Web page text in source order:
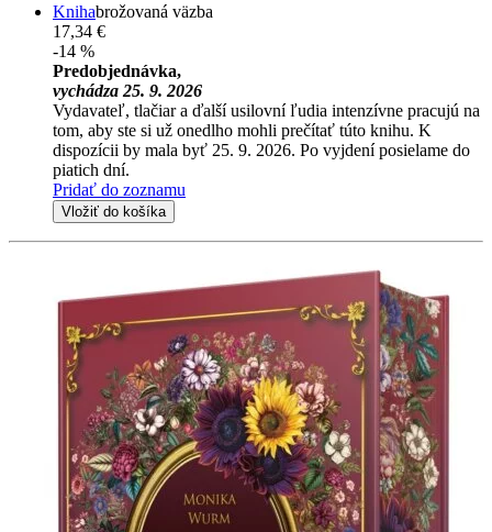
Knihabrožovaná väzba
17,34 €
-14 %
Predobjednávka,
vychádza 25. 9. 2026
Vydavateľ, tlačiar a ďalší usilovní ľudia intenzívne pracujú na
tom, aby ste si už onedlho mohli prečítať túto knihu. K
dispozícii by mala byť 25. 9. 2026. Po vyjdení posielame do
piatich dní.
Pridať do zoznamu
Vložiť do košíka